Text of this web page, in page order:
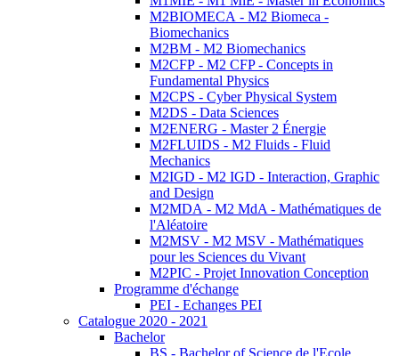
M2BIOMECA - M2 Biomeca -
Biomechanics
M2BM - M2 Biomechanics
M2CFP - M2 CFP - Concepts in
Fundamental Physics
M2CPS - Cyber Physical System
M2DS - Data Sciences
M2ENERG - Master 2 Énergie
M2FLUIDS - M2 Fluids - Fluid
Mechanics
M2IGD - M2 IGD - Interaction, Graphic
and Design
M2MDA - M2 MdA - Mathématiques de
l'Aléatoire
M2MSV - M2 MSV - Mathématiques
pour les Sciences du Vivant
M2PIC - Projet Innovation Conception
Programme d'échange
PEI - Echanges PEI
Catalogue 2020 - 2021
Bachelor
BS - Bachelor of Science de l'Ecole